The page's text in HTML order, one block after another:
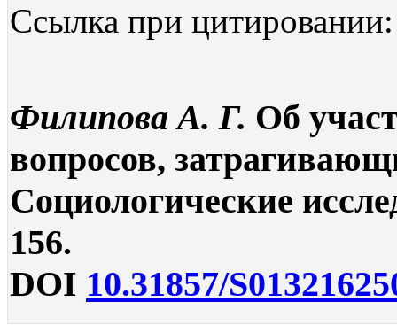
Ссылка при цитировании:
Филипова А. Г. Об
вопросов,
Социологические
156.
DOI 10.31857/